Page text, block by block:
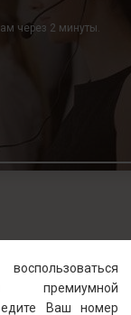
через 2 минуты.
премиумной
Ваш номер